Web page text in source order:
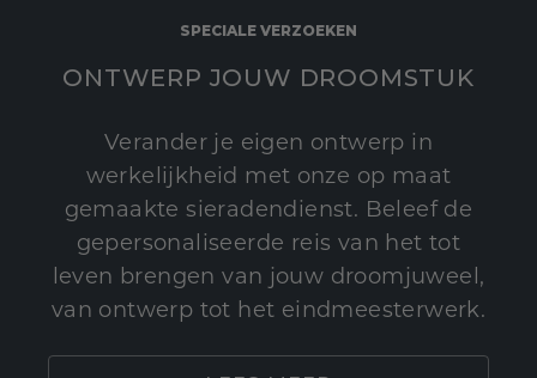
SPECIALE VERZOEKEN
ONTWERP JOUW DROOMSTUK
Verander je eigen ontwerp in
werkelijkheid met onze op maat
gemaakte sieradendienst. Beleef de
gepersonaliseerde reis van het tot
leven brengen van jouw droomjuweel,
van ontwerp tot het eindmeesterwerk.